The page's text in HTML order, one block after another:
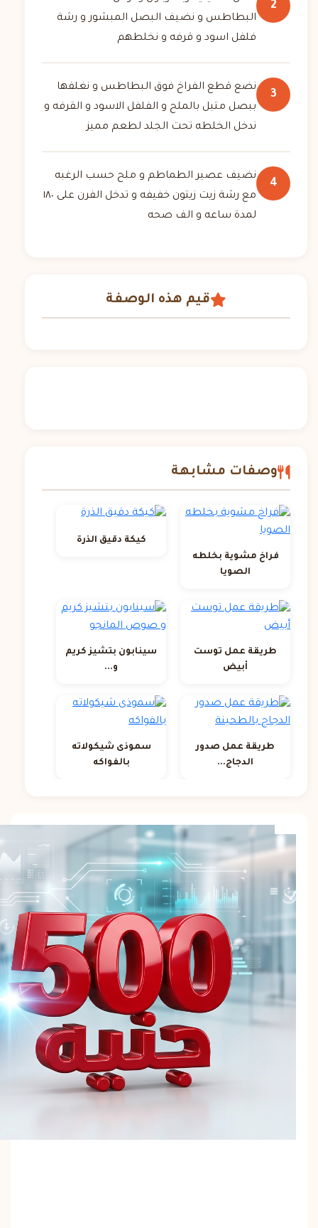
2
البطاطس و نضيف البصل المبشور و رشة
فلفل اسود و قرفه و نخلطهم
3
نضع قطع الفراخ فوق البطاطس و نغلفها
ببصل متبل بالملح و الفلفل الاسود و القرفه و
ندخل الخلطه تحت الجلد لطعم مميز
4
نضيف عصير الطماطم و ملح حسب الرغبه
مع رشة زيت زيتون خفيفه و تدخل الفرن على ١٨٠
لمدة ساعه و الف صحه
قيم هذه الوصفة
وصفات مشابهة
فراخ مشوية بخلطه
الصويا
كيكة دقيق الذرة
طريقة عمل توست
أبيض
سينابون بتشيز كريم
و...
طريقة عمل صدور
الدجاج...
سموذى شيكولاته
بالفواكه